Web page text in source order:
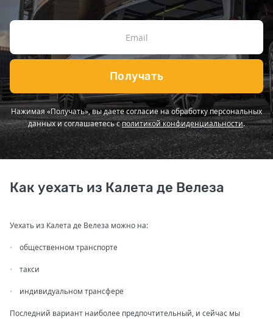
Получать
Нажимая «Получать», вы даете согласие на обработку персональных
данных и соглашаетесь сполитикой конфиденциальности.
Как уехать из Калета де Велеза
Уехать из Калета де Велеза можно на:
общественном транспорте
такси
индивидуальном трансфере
Последний вариант наиболее предпочтительный, и сейчас мы